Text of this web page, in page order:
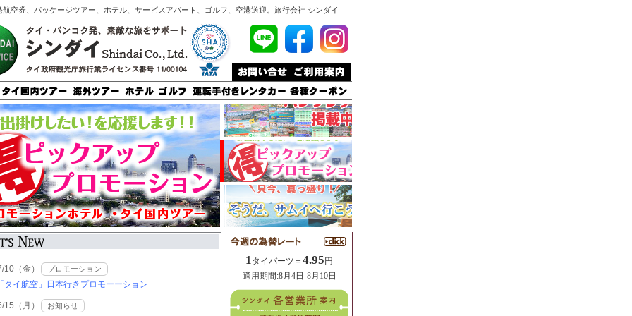
航空券、パッケージツアー、ホテル、サービスアパート、ゴルフ、空港送迎。旅行会社 シンダイ
1タイバーツ＝ 4.95 円
適用期間:8月4日-8月10日